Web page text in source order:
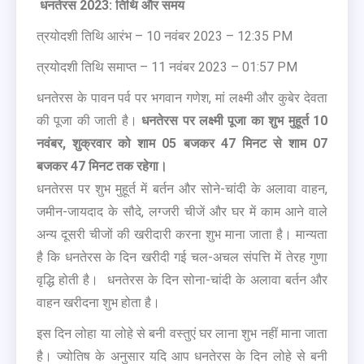
धनतेरस 2023: तिथि और समय
त्रयोदशी तिथि आरंभ – 10 नवंबर 2023 – 12:35 PM
त्रयोदशी तिथि समाप्त – 11 नवंबर 2023 – 01:57 PM
धनतेरस के पावन पर्व पर भगवान गणेश, मां लक्ष्मी और कुबेर देवता
की पूजा की जाती है।धनतेरस पर लक्ष्मी पूजा का शुभ मुहूर्त 10
नवंबर, शुक्रवार को शाम 05 बजकर 47 मिनट से शाम 07
बजकर 47 मिनट तक रहेगा।
धनतेरस पर शुभ मुहूर्त में बर्तन और सोने-चांदी के अलावा वाहन,
जमीन-जायदाद के सौदे, लग्जरी चीजें और घर में काम आने वाले
अन्य दूसरी चीजों की खरीदारी करना शुभ माना जाता है। मान्यता
है कि धनतेरस के दिन खरीदी गई चल-अचल संपत्ति में तेरह गुणा
वृद्धि होती है। धनतेरस के दिन सोना-चांदी के अलावा बर्तन और
वाहन खरीदना शुभ होता है।
इस दिन लोहा या लोहे से बनी वस्तुएं घर लाना शुभ नहीं माना जाता
है। ज्योतिष के अनुसार यदि आप धनतेरस के दिन लोहे से बनी